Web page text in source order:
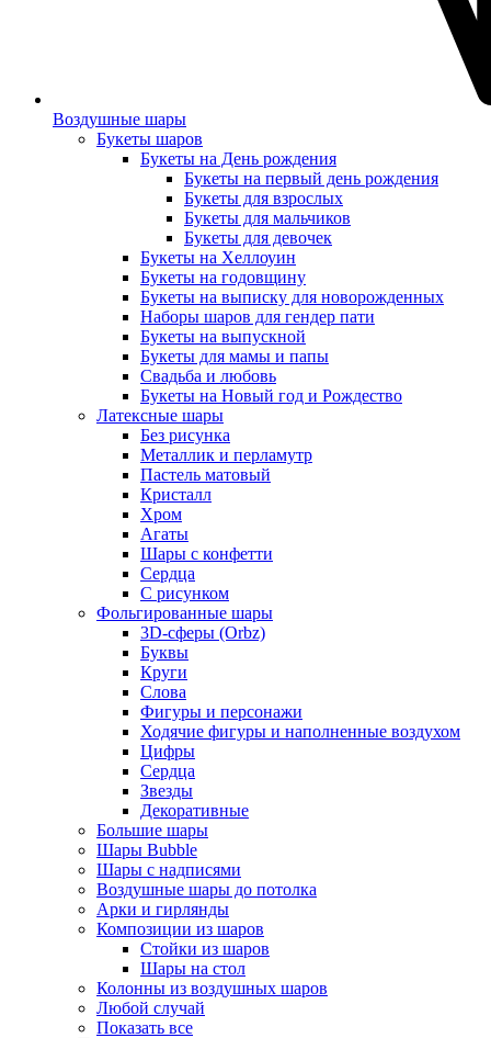
Воздушные шары
Букеты шаров
Букеты на День рождения
Букеты на первый день рождения
Букеты для взрослых
Букеты для мальчиков
Букеты для девочек
Букеты на Хеллоуин
Букеты на годовщину
Букеты на выписку для новорожденных
Наборы шаров для гендер пати
Букеты на выпускной
Букеты для мамы и папы
Свадьба и любовь
Букеты на Новый год и Рождество
Латексные шары
Без рисунка
Металлик и перламутр
Пастель матовый
Кристалл
Хром
Агаты
Шары с конфетти
Сердца
С рисунком
Фольгированные шары
3D-сферы (Orbz)
Буквы
Круги
Слова
Фигуры и персонажи
Ходячие фигуры и наполненные воздухом
Цифры
Сердца
Звезды
Декоративные
Большие шары
Шары Bubble
Шары с надписями
Воздушные шары до потолка
Арки и гирлянды
Композиции из шаров
Стойки из шаров
Шары на стол
Колонны из воздушных шаров
Любой случай
Показать все